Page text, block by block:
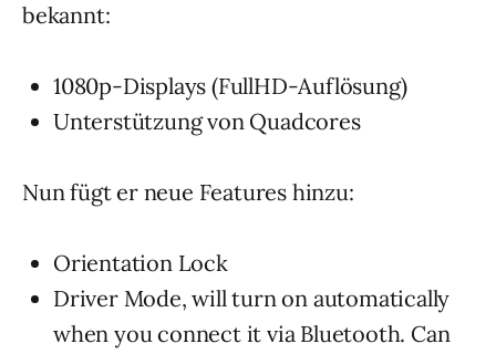
bekannt:
1080p-Displays (FullHD-Auflösung)
Unterstützung von Quadcores
Nun fügt er neue Features hinzu:
Orientation Lock
Driver Mode, will turn on automatically
when you connect it via Bluetooth. Can